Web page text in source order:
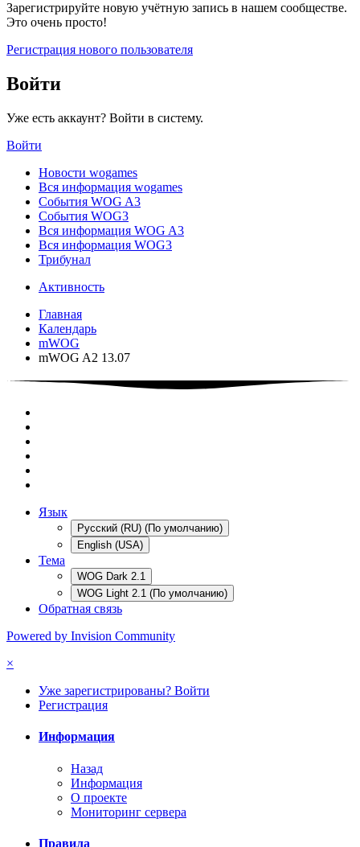
Зарегистрируйте новую учётную запись в нашем сообществе.
Это очень просто!
Регистрация нового пользователя
Войти
Уже есть аккаунт? Войти в систему.
Войти
Новости wogames
Вся информация wogames
События WOG A3
События WOG3
Вся информация WOG A3
Вся информация WOG3
Трибунал
Активность
Главная
Календарь
mWOG
mWOG A2 13.07
Язык
Русский (RU) (По умолчанию)
English (USA)
Тема
WOG Dark 2.1
WOG Light 2.1 (По умолчанию)
Обратная связь
Powered by Invision Community
×
Уже зарегистрированы? Войти
Регистрация
Информация
Назад
Информация
О проекте
Мониторинг сервера
Правила